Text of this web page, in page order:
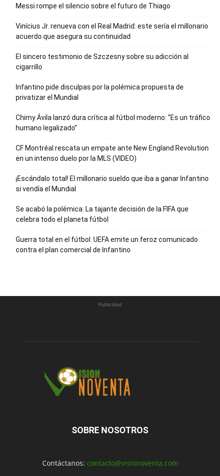
Messi rompe el silencio sobre el futuro de Thiago
Vinícius Jr. renueva con el Real Madrid: este sería el millonario
acuerdo que asegura su continuidad
El sincero testimonio de Szczesny sobre su adicción al
cigarrillo
Infantino pide disculpas por la polémica propuesta de
privatizar el Mundial
Chimy Ávila lanzó dura crítica al fútbol moderno: “Es un tráfico
humano legalizado”
CF Montréal rescata un empate ante New England Revolution
en un intenso duelo por la MLS (VIDEO)
¡Escándalo total! El millonario sueldo que iba a ganar Infantino
si vendía el Mundial
Se acabó la polémica: La tajante decisión de la FIFA que
celebra todo el planeta fútbol
Guerra total en el fútbol: UEFA emite un feroz comunicado
contra el plan comercial de Infantino
Publicidad
SOBRE NOSOTROS
Contáctanos: contacto@visionoventa.com